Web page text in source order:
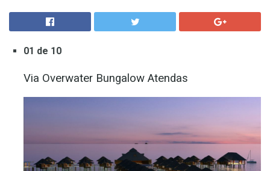
01 de 10
Via Overwater Bungalow Atendas